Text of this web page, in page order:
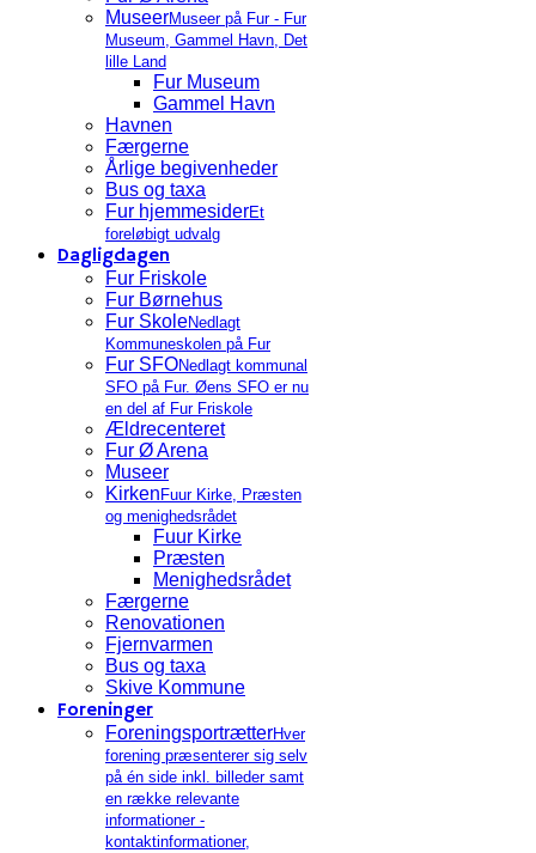
MuseerMuseer på Fur - Fur
Museum, Gammel Havn, Det
lille Land
Fur Museum
Gammel Havn
Havnen
Færgerne
Årlige begivenheder
Bus og taxa
Fur hjemmesiderEt
foreløbigt udvalg
Dagligdagen
Fur Friskole
Fur Børnehus
Fur SkoleNedlagt
Kommuneskolen på Fur
Fur SFONedlagt kommunal
SFO på Fur. Øens SFO er nu
en del af Fur Friskole
Ældrecenteret
Fur Ø Arena
Museer
Kirken Fuur Kirke, Præsten
og menighedsrådet
Fuur Kirke
Præsten
Menighedsrådet
Færgerne
Renovationen
Fjernvarmen
Bus og taxa
Skive Kommune
Foreninger
ForeningsportrætterHver
forening præsenterer sig selv
på én side inkl. billeder samt
en række relevante
informationer -
kontaktinformationer,